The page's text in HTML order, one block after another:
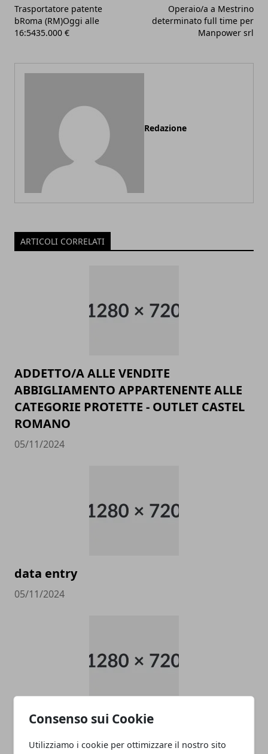
Consenso sui Cookie
Utilizziamo i cookie per ottimizzare il nostro sito
Trasportatore patente
bRoma (RM)Oggi alle
16:5435.000 €
Operaio/a a Mestrino
determinato full time per
Manpower srl
Redazione
ARTICOLI CORRELATI
ADDETTO/A ALLE VENDITE
ABBIGLIAMENTO APPARTENENTE ALLE
CATEGORIE PROTETTE - OUTLET CASTEL
ROMANO
05/11/2024
data entry
05/11/2024
PULITORE COORDINATORE
05/11/2024